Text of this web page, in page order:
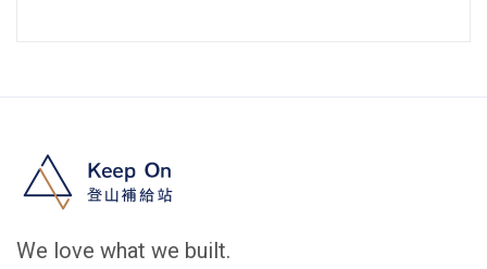
We love what we built.